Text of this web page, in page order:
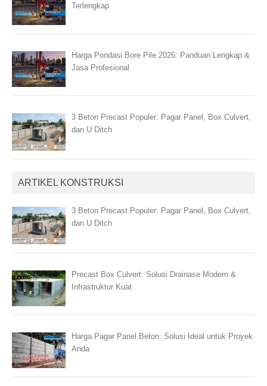
Terlengkap
Harga Pondasi Bore Pile 2026: Panduan Lengkap &
Jasa Profesional
3 Beton Precast Populer: Pagar Panel, Box Culvert,
dan U Ditch
ARTIKEL KONSTRUKSI
3 Beton Precast Populer: Pagar Panel, Box Culvert,
dan U Ditch
Precast Box Culvert: Solusi Drainase Modern &
Infrastruktur Kuat
Harga Pagar Panel Beton: Solusi Ideal untuk Proyek
Anda